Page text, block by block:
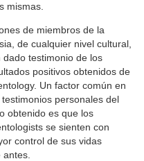
mismas.
de miembros de la
de cualquier nivel cultural,
dado testimonio de los
positivos obtenidos de
Un factor común en
testimonios personales del
obtenido es que los
se sienten con
control de sus vidas
antes.